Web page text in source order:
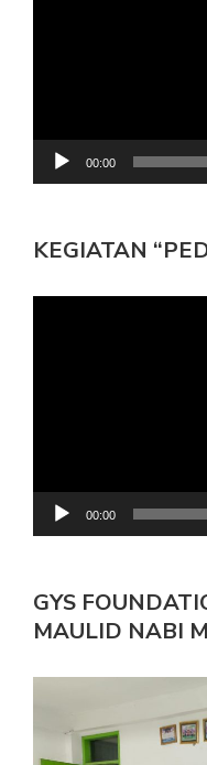
00:00
KEGIATAN
00:00
GYS
MAULID NABI